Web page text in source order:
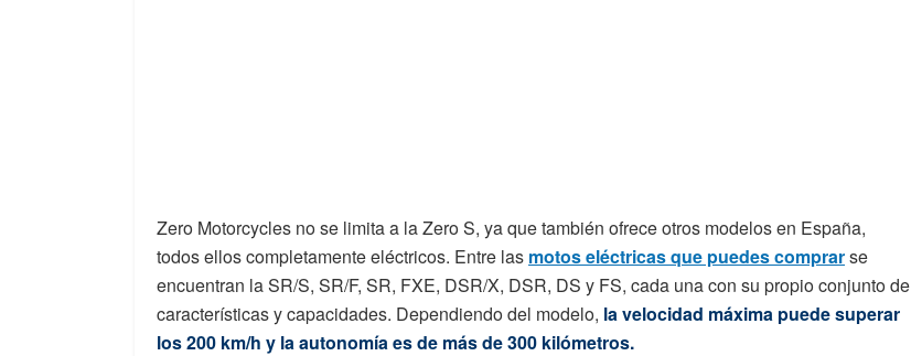
Zero Motorcycles no se limita a la Zero S, ya que también ofrece otros modelos en España,
todos ellos completamente eléctricos. Entre las motos eléctricas que puedes comprarse
encuentran la SR/S, SR/F, SR, FXE, DSR/X, DSR, DS y FS, cada una con su propio conjunto de
características y capacidades. Dependiendo del modelo, la velocidad máxima puede superar
los 200 km/h y la autonomía es de más de 300 kilómetros.